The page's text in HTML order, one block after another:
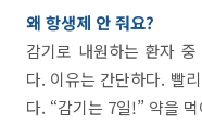
왜 항생제 안 줘요?
감기로 내원하는 환자
다. 이유는 간단하다. 빨
다. “감기는 7일!” 약을